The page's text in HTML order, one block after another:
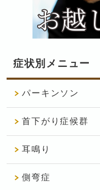
症状別メニュー
パーキンソン
首下がり症候群
耳鳴り
側弯症